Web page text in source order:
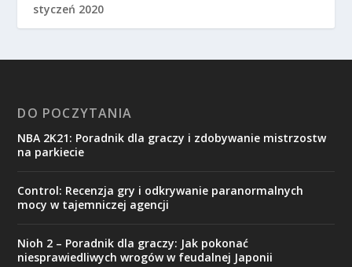
styczeń 2020
DO POCZYTANIA
NBA 2K21: Poradnik dla graczy i zdobywanie mistrzostw
na parkiecie
Control: Recenzja gry i odkrywanie paranormalnych
mocy w tajemniczej agencji
Nioh 2 – Poradnik dla graczy: Jak pokonać
niesprawiedliwych wrogów w feudalnej Japonii